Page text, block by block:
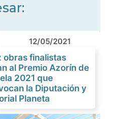
12/05/2021
obras finalistas
al Premio Azorín de
2021 que
la Diputación y
Planeta